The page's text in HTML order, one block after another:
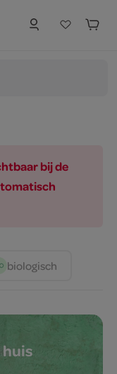
bij de
biologisch